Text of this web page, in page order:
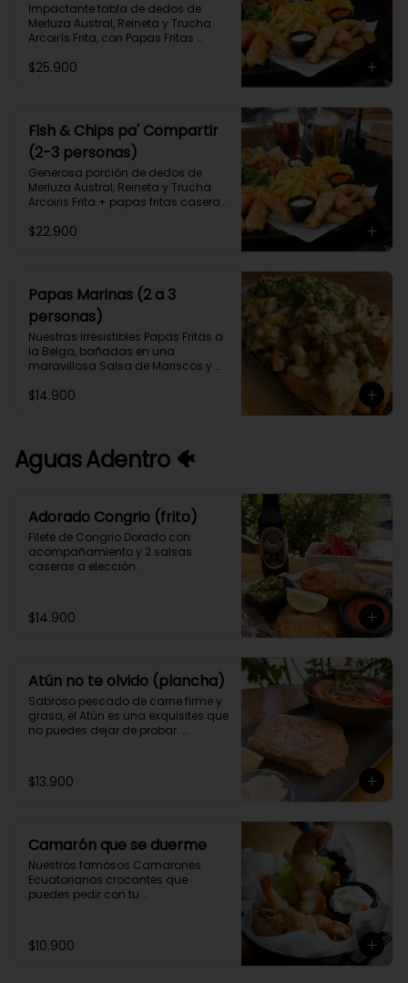
Impactante tabla de dedos de
Merluza Austral, Reineta y Trucha
Arcoirís Frita, con Papas Fritas
salsas caseras a elección, para 3 o
$25.900
Fish & Chips pa' Compartir
(2-3 personas)
Generosa porción de dedos de
Merluza Austral, Reineta y Trucha
Arcoiris Frita + papas fritas caseras
caseras a elección (2 a 3
$22.900
Papas Marinas (2 a 3
personas)
Nuestras irresistibles Papas Fritas a
la Belga, bañadas en una
maravillosa Salsa de Mariscos y
Congrio y Vino Blanco.
$14.900
Aguas Adentro 🐠
Adorado Congrio (frito)
Filete de Congrio Dorado con
acompañamiento y 2 salsas
caseras a elección.
$14.900
Atún no te olvido (plancha)
Sabroso pescado de carne firme y
grasa, el Atún es una exquisites que
no puedes dejar de probar.
elección.
$13.900
Camarón que se duerme
Nuestros famosos Camarones
Ecuatorianos crocantes que
puedes pedir con tu
$10.900